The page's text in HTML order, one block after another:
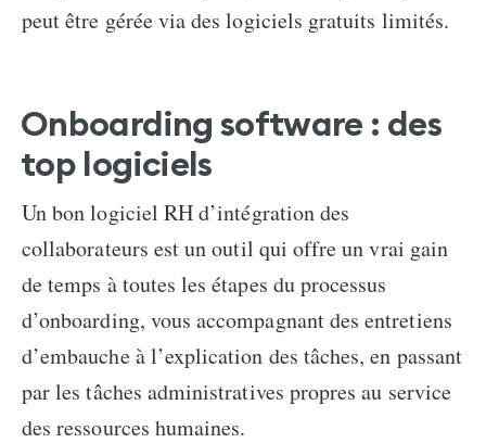
peut être gérée via des logiciels gratuits limités.
Onboarding software : des
top logiciels
Un bonlogiciel RH d’intégration des
collaborateurs est un outil qui offre un vrai gain
de temps à toutes les étapes du processus
d’onboarding, vous accompagnant des entretiens
d’embauche à l’explication des tâches, en passant
par les tâches administratives propres au service
des ressources humaines.